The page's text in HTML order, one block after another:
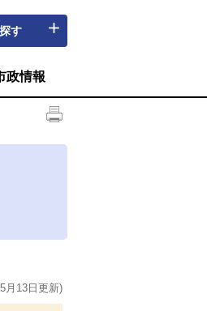
探す
政情報
月13日更新)